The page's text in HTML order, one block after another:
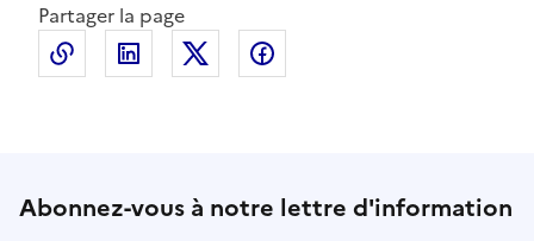
Partager la page
Copier le lien de la page dans le presse-papier
LinkedIn
Abonnez-vous à notre lettre d'information